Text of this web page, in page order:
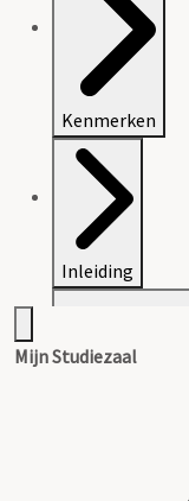
Kenmerken
Inleiding
Mijn Studiezaal